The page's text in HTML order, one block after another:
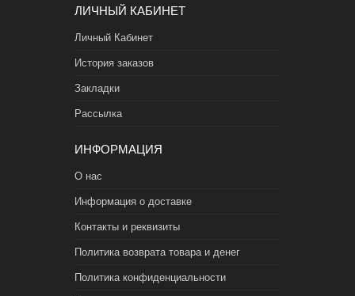
ЛИЧНЫЙ КАБИНЕТ
Личный Кабинет
История заказов
Закладки
Рассылка
ИНФОРМАЦИЯ
О нас
Информация о доставке
Контакты и реквизиты
Политика возврата товара и денег
Политика конфиденциальности